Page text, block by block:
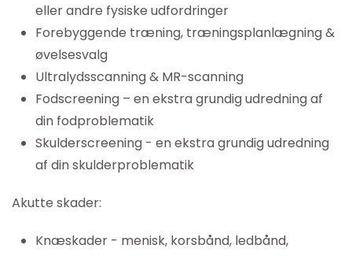
eller andre fysiske udfordringer
Forebyggende træning, træningsplanlægning &
øvelsesvalg
Ultralydsscanning & MR-scanning
Fodscreening – en ekstra grundig udredning af
din fodproblematik
Skulderscreening - en ekstra grundig udredning
af din skulderproblematik
Akutte skader:
Knæskader - menisk, korsbånd, ledbånd,